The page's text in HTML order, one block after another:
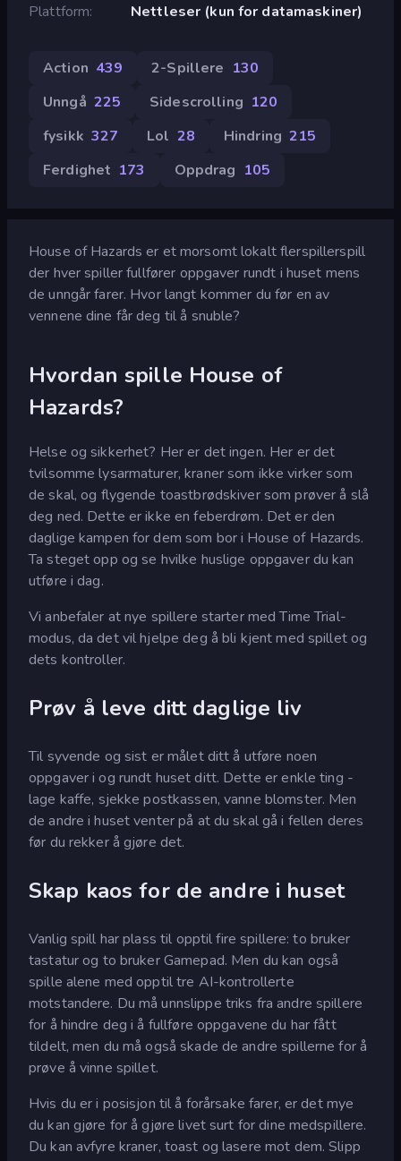
Plattform
Nettleser (kun for datamaskiner)
Action 439 2-Spillere 130
Unngå 225 Sidescrolling 120
fysikk 327 Lol 28 Hindring 215
Ferdighet 173 Oppdrag 105
House of Hazards er et morsomt lokalt flerspillerspill
der hver spiller fullfører oppgaver rundt i huset mens
de unngår farer. Hvor langt kommer du før en av
vennene dine får deg til å snuble?
Hvordan spille House of
Hazards?
Helse og sikkerhet? Her er det ingen. Her er det
tvilsomme lysarmaturer, kraner som ikke virker som
de skal, og flygende toastbrødskiver som prøver å slå
deg ned. Dette er ikke en feberdrøm. Det er den
daglige kampen for dem som bor i House of Hazards.
Ta steget opp og se hvilke huslige oppgaver du kan
utføre i dag.
Vi anbefaler at nye spillere starter med Time Trial-
modus, da det vil hjelpe deg å bli kjent med spillet og
dets kontroller.
Prøv å leve ditt daglige liv
Til syvende og sist er målet ditt å utføre noen
oppgaver i og rundt huset ditt. Dette er enkle ting -
lage kaffe, sjekke postkassen, vanne blomster. Men
de andre i huset venter på at du skal gå i fellen deres
før du rekker å gjøre det.
Skap kaos for de andre i huset
Vanlig spill har plass til opptil fire spillere: to bruker
tastatur og to bruker Gamepad. Men du kan også
spille alene med opptil tre AI-kontrollerte
motstandere. Du må unnslippe triks fra andre spillere
for å hindre deg i å fullføre oppgavene du har fått
tildelt, men du må også skade de andre spillerne for å
prøve å vinne spillet.
Hvis du er i posisjon til å forårsake farer, er det mye
du kan gjøre for å gjøre livet surt for dine medspillere.
Du kan avfyre kraner, toast og lasere mot dem. Slipp